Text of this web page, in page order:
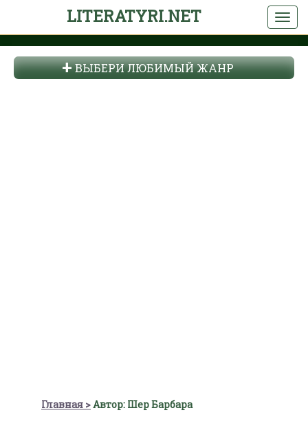
LITERATYRI.NET
ВЫБЕРИ ЛЮБИМЫЙ ЖАНР
Главная Автор: Шер Барбара